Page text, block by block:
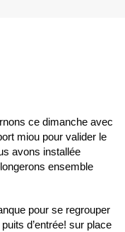
ce dimanche avec
miou pour valider le
avons installée
ensemble
pour se regrouper
d’entrée! sur place